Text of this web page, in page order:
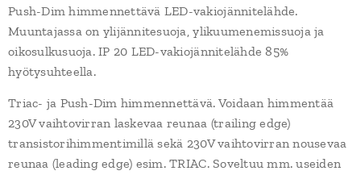
Push-Dim himmennettävä LED-vakiojännitelähde.
Muuntajassa on ylijännitesuoja, ylikuumenemissuoja ja
oikosulkusuoja. IP 20 LED-vakiojännitelähde 85%
hyötysuhteella.
Triac- ja Push-Dim himmennettävä. Voidaan himmentää
230V vaihtovirran laskevaa reunaa (trailing edge)
transistorihimmentimillä sekä 230V vaihtovirran nousevaa
reunaa (leading edge) esim. TRIAC. Soveltuu mm. useiden